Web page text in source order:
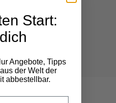
Start:
Angebote, Tipps
der Welt der
abbestellbar.